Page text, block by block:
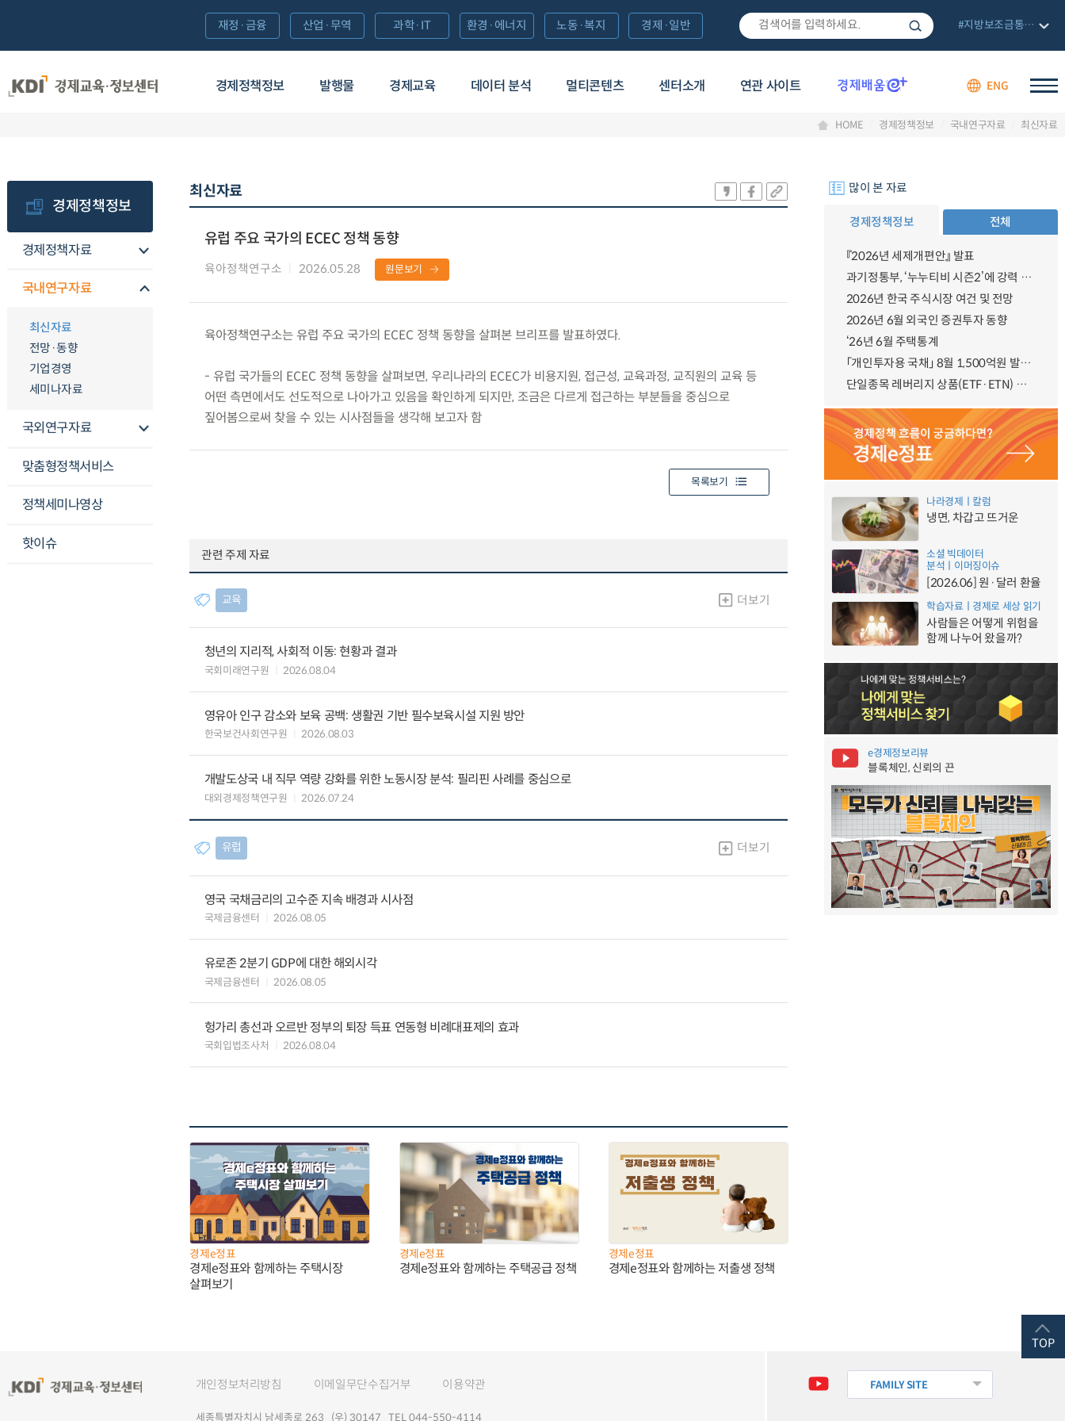
경제정책정보 발행물 경제교육 데이터 분석 멀티콘텐츠 센터소개 연관 사이트 ENG
재정·금융 산업·무역 과학·IT 환경·에너지 노동·복지 경제·일반 #지방보조금통합관리망
HOME 경제정책정보 국내연구자료 최신자료
경제정책정보
경제정책자료
국내연구자료
최신자료
전망·동향
기업경영
세미나자료
국외연구자료
맞춤형정책서비스
정책세미나영상
핫이슈
최신자료
유럽 주요 국가의 ECEC 정책 동향
육아정책연구소 2026.05.28 원문보기
육아정책연구소는 유럽 주요 국가의 ECEC 정책 동향을 살펴본 브리프를 발표하였다.
- 유럽 국가들의 ECEC 정책 동향을 살펴보면, 우리나라의 ECEC가 비용지원, 접근성, 교육과정, 교직원의 교육 등
어떤 측면에서도 선도적으로 나아가고 있음을 확인하게 되지만, 조금은 다르게 접근하는 부분들을 중심으로
짚어봄으로써 찾을 수 있는 시사점들을 생각해 보고자 함
목록보기
관련 주제 자료
교육 더보기
청년의 지리적, 사회적 이동: 현황과 결과
국회미래연구원 2026.08.04
영유아 인구 감소와 보육 공백: 생활권 기반 필수보육시설 지원 방안
한국보건사회연구원 2026.08.03
개발도상국 내 직무 역량 강화를 위한 노동시장 분석: 필리핀 사례를 중심으로
대외경제정책연구원 2026.07.24
유럽 더보기
영국 국채금리의 고수준 지속 배경과 시사점
국제금융센터 2026.08.05
유로존 2분기 GDP에 대한 해외시각
국제금융센터 2026.08.05
헝가리 총선과 오르반 정부의 퇴장 득표 연동형 비례대표제의 효과
국회입법조사처 2026.08.04
경제e정표
경제e정표와 함께하는 주택시장
살펴보기
경제e정표
경제e정표와 함께하는 주택공급 정책
경제e정표
경제e정표와 함께하는 저출생 정책
많이 본 자료
경제정책정보 전체
『2026년 세제개편안』 발표
과기정통부, ‘누누티비 시즌2’에 강력 대응 의지 밝혀
2026년 한국 주식시장 여건 및 전망
2026년 6월 외국인 증권투자 동향
‘26년 6월 주택통계
「개인투자용 국채」 8월 1,500억원 발행 예정
단일종목 레버리지 상품(ETF·ETN) 기본예탁금 강화 조기시행 방안 안내
나라경제ㅣ칼럼
냉면, 차갑고 뜨거운
소셜 빅데이터
분석ㅣ이머징이슈
[2026.06] 원·달러 환율
학습자료ㅣ경제로 세상 읽기
사람들은 어떻게 위험을
함께 나누어 왔을까?
e경제정보리뷰
블록체인, 신뢰의 끈
FAMILY SITE
개인정보처리방침 이메일무단수집거부 이용약관
세종특별자치시 남세종로 263 (우) 30147 TEL 044-550-4114
TOP